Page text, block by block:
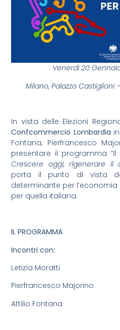
Venerdì 20
Milano, Palazzo Castiglioni
In vista delle Elezioni
Confcommercio Lombardia
Fontana, Pierfrancesco
presentare il programma
Crescere oggi, rigenerare il
porta il punto di vista
determinante per
per quella italiana.
IL PROGRAMMA
Incontri con:
Letizia Moratti
Pierfrancesco Majorino
Attilio Fontana